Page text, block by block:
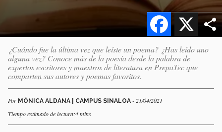
X
Facebook
¿Cuándo fue la última vez que leíste un poema? ¿Has leído uno
alguna vez? Conoce más de la poesía desde la palabra de
expertos escritores y maestros de literatura en PrepaTec que
comparten sus autores y poemas favoritos.
Por MÓNICA ALDANA | CAMPUS SINALOA - 21/04/2021
Tiempo estimado de lectura:4 mins